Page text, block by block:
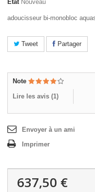
État Nouveau
adoucisseur bi-monobloc
Tweet Partager
Note
Lire les avis (1)
Envoyer à un ami
Imprimer
637,50 €